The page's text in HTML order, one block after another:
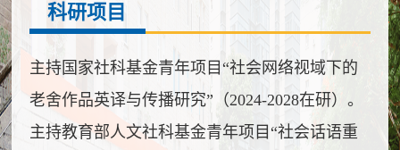
科研项目
主持国家社科基金青年项目“社会网络视域下的
老舍作品英译与传播研究”（2024-2028在研）。
主持教育部人文社科基金青年项目“社会话语重